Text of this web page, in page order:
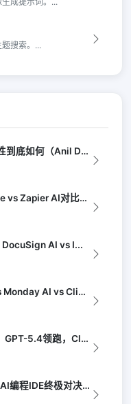
搜索。...
OpenAI o3评测：推理模型的实用性到底如何（Anil Dash）
AI自动化工作流平台：n8n vs Make vs Zapier AI对比（Au...
AI vs I...
AI项目管理工具评测：Asana AI vs Monday AI vs Clic...
2026年Q2全球十大AI工具排行榜：GPT-5.4领跑，Claude Opus...
Windsurf vs Cursor：2026年两大AI编程IDE终极对决实测（...